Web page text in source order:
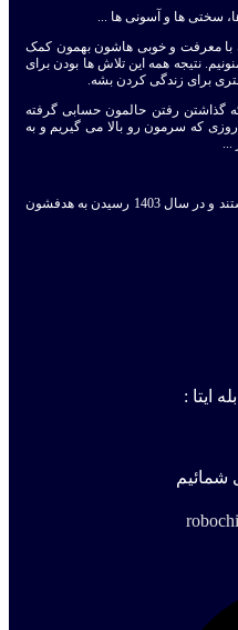
سختی ها و آسونی ها ...
با معرفت و خوبی هاشون بهمون کمک
نتیجه همه این تلاش ها بودن برای
برای زندگی کردن بشه.
گذاشتن رفتن حالمون حسابی گرفته
که سرمون رو بالا می گیریم و به
...
به امید فردایی بهتر! ربوچیپی ها همچنان هستند و در سال 1403 رسیدن به هدفشون
ایتا :